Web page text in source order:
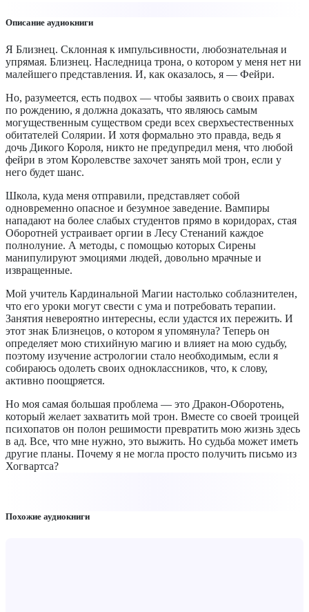
Описание аудиокниги
Я Близнец. Склонная к импульсивности, любознательная и
упрямая. Близнец. Наследница трона, о котором у меня нет ни
малейшего представления. И, как оказалось, я — Фейри.
Но, разумеется, есть подвох — чтобы заявить о своих правах
по рождению, я должна доказать, что являюсь самым
могущественным существом среди всех сверхъестественных
обитателей Солярии. И хотя формально это правда, ведь я
дочь Дикого Короля, никто не предупредил меня, что любой
фейри в этом Королевстве захочет занять мой трон, если у
него будет шанс.
Школа, куда меня отправили, представляет собой
одновременно опасное и безумное заведение. Вампиры
нападают на более слабых студентов прямо в коридорах, стая
Оборотней устраивает оргии в Лесу Стенаний каждое
полнолуние. А методы, с помощью которых Сирены
манипулируют эмоциями людей, довольно мрачные и
извращенные.
Мой учитель Кардинальной Магии настолько соблазнителен,
что его уроки могут свести с ума и потребовать терапии.
Занятия невероятно интересны, если удастся их пережить. И
этот знак Близнецов, о котором я упомянула? Теперь он
определяет мою стихийную магию и влияет на мою судьбу,
поэтому изучение астрологии стало необходимым, если я
собираюсь одолеть своих одноклассников, что, к слову,
активно поощряется.
Но моя самая большая проблема — это Дракон-Оборотень,
который желает захватить мой трон. Вместе со своей троицей
психопатов он полон решимости превратить мою жизнь здесь
в ад. Все, что мне нужно, это выжить. Но судьба может иметь
другие планы. Почему я не могла просто получить письмо из
Хогвартса?
Похожие аудиокниги